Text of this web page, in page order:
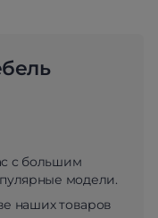
с большим
модели.
наших товаров